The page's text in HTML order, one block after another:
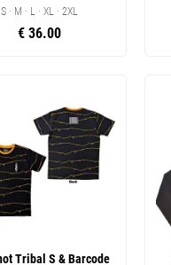
S · M · L · XL · 2XL
€ 36.00
Tribal S & Barcode